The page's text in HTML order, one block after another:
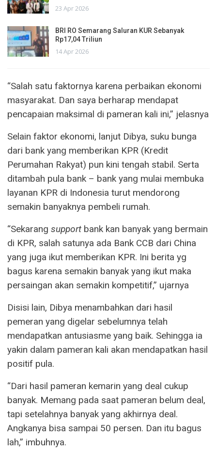
23 Apr 2026
BRI RO Semarang Saluran KUR Sebanyak
Rp17,04 Triliun
14 Apr 2026
“Salah satu faktornya karena perbaikan ekonomi
masyarakat. Dan saya berharap mendapat
pencapaian maksimal di pameran kali ini,” jelasnya
Selain faktor ekonomi, lanjut Dibya, suku bunga
dari bank yang memberikan KPR (Kredit
Perumahan Rakyat) pun kini tengah stabil. Serta
ditambah pula bank – bank yang mulai membuka
layanan KPR di Indonesia turut mendorong
semakin banyaknya pembeli rumah.
“Sekarang support bank kan banyak yang bermain
di KPR, salah satunya ada Bank CCB dari China
yang juga ikut memberikan KPR. Ini berita yg
bagus karena semakin banyak yang ikut maka
persaingan akan semakin kompetitif,” ujarnya
Disisi lain, Dibya menambahkan dari hasil
pemeran yang digelar sebelumnya telah
mendapatkan antusiasme yang baik. Sehingga ia
yakin dalam pameran kali akan mendapatkan hasil
positif pula.
“Dari hasil pameran kemarin yang deal cukup
banyak. Memang pada saat pameran belum deal,
tapi setelahnya banyak yang akhirnya deal.
Angkanya bisa sampai 50 persen. Dan itu bagus
lah,” imbuhnya.